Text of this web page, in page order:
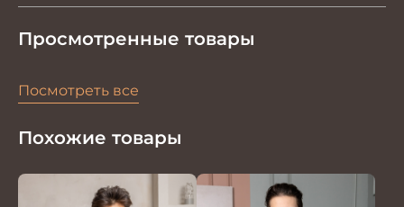
Просмотренные товары
Посмотреть все
Похожие товары